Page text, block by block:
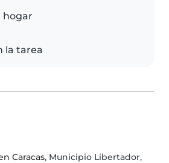
hogar
la tarea
Caracas, Municipio Libertador,